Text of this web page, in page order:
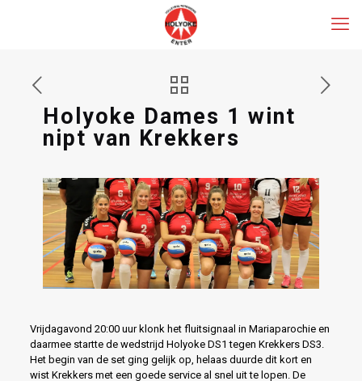
Holyoke Dames 1 wint
nipt van Krekkers
Vrijdagavond 20:00 uur klonk het fluitsignaal in Mariaparochie en
daarmee startte de wedstrijd Holyoke DS1 tegen Krekkers DS3.
Het begin van de set ging gelijk op, helaas duurde dit kort en
wist Krekkers met een goede service al snel uit te lopen. De